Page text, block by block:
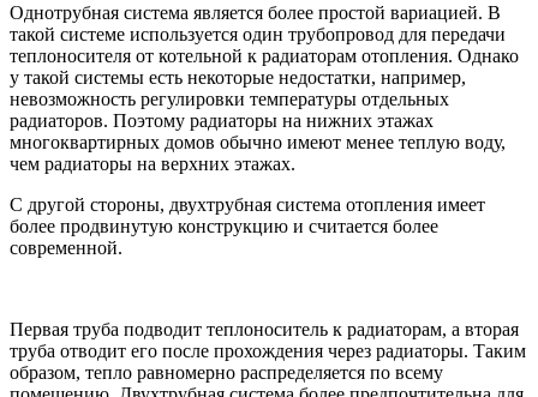
Однотрубная система является более простой вариацией. В
такой системе используется один трубопровод для передачи
теплоносителя от котельной к радиаторам отопления. Однако
у такой системы есть некоторые недостатки, например,
невозможность регулировки температуры отдельных
радиаторов. Поэтому радиаторы на нижних этажах
многоквартирных домов обычно имеют менее теплую воду,
чем радиаторы на верхних этажах.
С другой стороны, двухтрубная система отопления имеет
более продвинутую конструкцию и считается более
современной.
Первая труба подводит теплоноситель к радиаторам, а вторая
труба отводит его после прохождения через радиаторы. Таким
образом, тепло равномерно распределяется по всему